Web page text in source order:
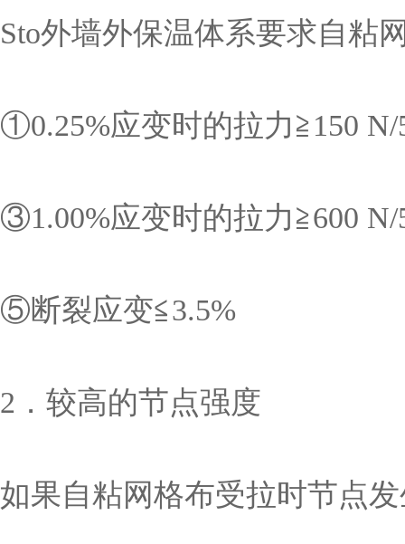
Sto外墙外保温体系要求自粘
①0.25%应变时的拉力≧150
③1.00%应变时的拉力≧600
⑤断裂应变≦3.5%
2．较高的节点强度
如果自粘网格布受拉时节点